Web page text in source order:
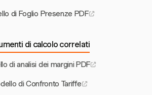
di Foglio Presenze PDF
di calcolo correlati
di analisi dei margini PDF
di Confronto Tariffe